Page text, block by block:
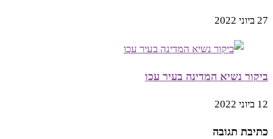
27 ביוני 2022
ביקור נשיא המדינה בעיר עכו
12 ביוני 2022
כתיבת תגובה